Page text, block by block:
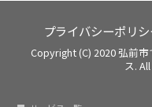
プライバシーポリ
Copyright (C) 2020弘前市
ス.